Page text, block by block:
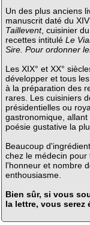
Un des plus anciens
manuscrit daté du
Taillevent, cuisinier
recettes intitulé Le
Sire. Pour ordonner
Les XIX° et XX°
développer et tous
à la préparation des
rares. Les cuisiniers
présidentielles ou
gastronomique,
poésie gustative la
Beaucoup
chez le médecin
l'honneur et nombre
enthousiasme.
Bien sûr, si vous
la lettre, vous serez